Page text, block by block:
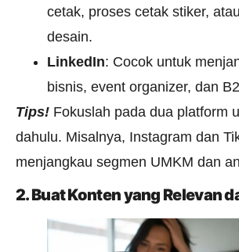
cetak, proses cetak stiker,
desain.
LinkedIn: Cocok untuk
bisnis, event organizer, dan
Tips! Fokuslah pada dua platform
dahulu. Misalnya, Instagram dan
menjangkau segmen UMKM dan
2. Buat Konten yang Relevan